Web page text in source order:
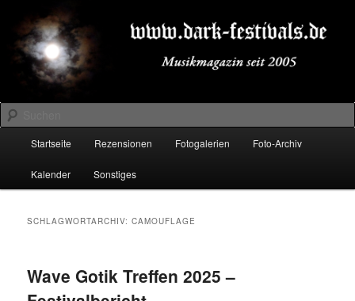
primären
Inhalt
springen
sekundären
Inhalt
springenDARK-FESTIVALS.DE
Suchen
Startseite Rezensionen Fotogalerien Foto-Archiv
Kalender Sonstiges
SCHLAGWORTARCHIV:CAMOUFLAGE
Wave Gotik Treffen 2025 –